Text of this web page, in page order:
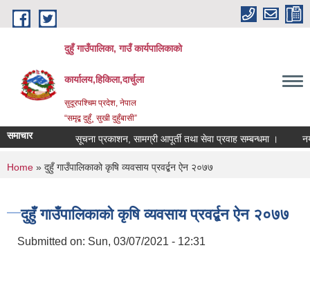
Skip to main content
दुहुँ गाउँपालिका, गाउँ कार्यपालिकाको
कार्यालय,हिकिला,दार्चुला
सुदूरपश्चिम प्रदेश, नेपाल
“समृद्ब दुहुँ¸ सुखी दुहुँबासी”
समाचार सूचना प्रकाशन, सामग्री आपूर्ती तथा सेवा प्रवाह सम्बन्धमा । नयाँ
You are here
Home » दुहुँ गाउँपालिकाको कृषि व्यवसाय प्रवर्द्बन ऐन २०७७
दुहुँ गाउँपालिकाको कृषि व्यवसाय प्रवर्द्बन ऐन २०७७
Submitted on: Sun, 03/07/2021 - 12:31